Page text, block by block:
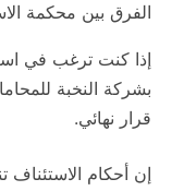
الفرق بين محكمة
إذا كنت ترغب في
بشركة النخبة
قرار نهائي.
إن أحكام الاستئناف